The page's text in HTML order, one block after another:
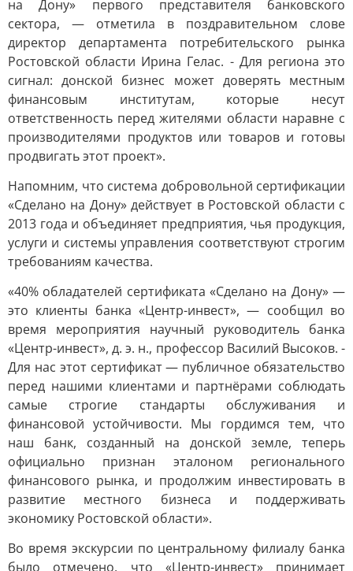
на Дону» первого представителя банковского
сектора, — отметила в поздравительном слове
директор департамента потребительского рынка
Ростовской области Ирина Гелас. - Для региона это
сигнал: донской бизнес может доверять местным
финансовым институтам, которые несут
ответственность перед жителями области наравне с
производителями продуктов или товаров и готовы
продвигать этот проект».
Напомним, что система добровольной сертификации
«Сделано на Дону» действует в Ростовской области с
2013 года и объединяет предприятия, чья продукция,
услуги и системы управления соответствуют строгим
требованиям качества.
«40% обладателей сертификата «Сделано на Дону» —
это клиенты банка «Центр-инвест», — сообщил во
время мероприятия научный руководитель банка
«Центр-инвест», д. э. н., профессор Василий Высоков. -
Для нас этот сертификат — публичное обязательство
перед нашими клиентами и партнёрами соблюдать
самые строгие стандарты обслуживания и
финансовой устойчивости. Мы гордимся тем, что
наш банк, созданный на донской земле, теперь
официально признан эталоном регионального
финансового рынка, и продолжим инвестировать в
развитие местного бизнеса и поддерживать
экономику Ростовской области».
Во время экскурсии по центральному филиалу банка
было отмечено, что «Центр-инвест» принимает